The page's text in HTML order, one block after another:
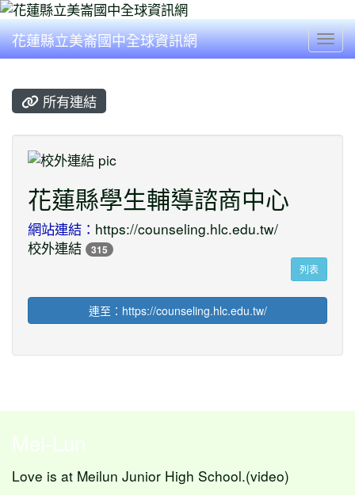
花蓮縣立美崙國中全球資訊網
所有連結
花蓮縣學生輔導諮商中心
網站連結： https://counseling.hlc.edu.tw/
校外連結
315
列表
連至：https://counseling.hlc.edu.tw/
Mei-Lun
Love is at Meilun Junior High School.(video)